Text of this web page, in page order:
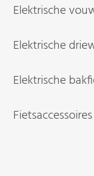
Elektrische
Elektrische
Elektrische
Fietsaccessoires